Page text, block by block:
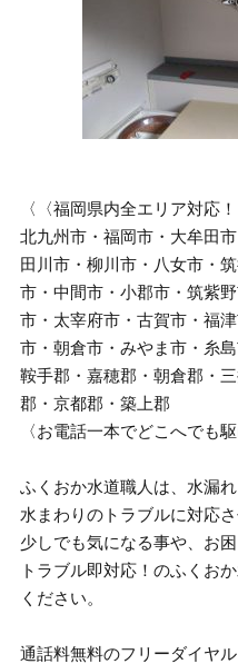
〈〈福岡県内全エリア対応！
北九州市・福岡市・大牟田
田川市・柳川市・八女市・
市・中間市・小郡市・筑紫
市・太宰府市・古賀市・福
市・朝倉市・みやま市・糸
鞍手郡・嘉穂郡・朝倉郡・
郡・京都郡・築上郡
〈お電話一本でどこへでも
ふくおか水道職人は、水漏
水まわりのトラブルに対応
少しでも気になる事や、お
トラブル即対応！のふくお
ください。
通話料無料のフリーダイヤ